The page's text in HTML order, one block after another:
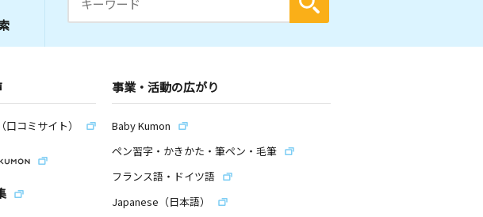
口コミサイト）
事業・活動の広がり
Baby Kumon
ペン習字・かきかた・筆ペン・毛筆
フランス語・ドイツ語
Japanese（日本語）